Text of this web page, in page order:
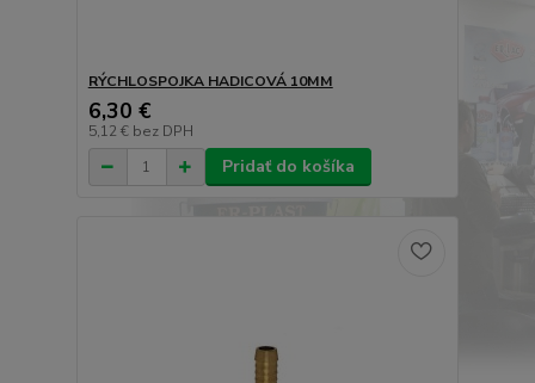
RÝCHLOSPOJKA HADICOVÁ 10MM
6,30 €
5,12 € bez DPH
Pridať do košíka